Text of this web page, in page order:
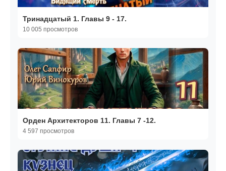
Тринадцатый 1. Главы 9 - 17.
10 005 просмотров
Орден Архитекторов 11. Главы 7 -12.
4 597 просмотров